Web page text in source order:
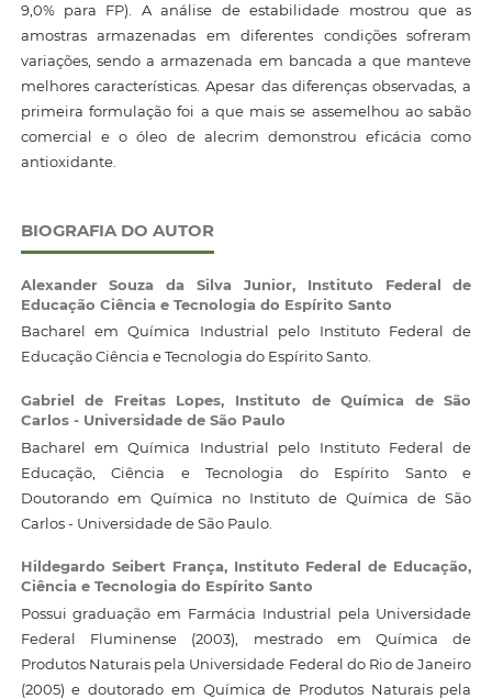
9,0% para FP). A análise de estabilidade mostrou que as
amostras armazenadas em diferentes condições sofreram
variações, sendo a armazenada em bancada a que manteve
melhores características. Apesar das diferenças observadas, a
primeira formulação foi a que mais se assemelhou ao sabão
comercial e o óleo de alecrim demonstrou eficácia como
antioxidante.
BIOGRAFIA DO AUTOR
Alexander Souza da Silva Junior, Instituto Federal de
Educação Ciência e Tecnologia do Espírito Santo
Bacharel em Química Industrial pelo Instituto Federal de
Educação Ciência e Tecnologia do Espírito Santo.
Gabriel de Freitas Lopes, Instituto de Química de São
Carlos - Universidade de São Paulo
Bacharel em Química Industrial pelo Instituto Federal de
Educação, Ciência e Tecnologia do Espírito Santo e
Doutorando em Química no Instituto de Química de São
Carlos - Universidade de São Paulo.
Hildegardo Seibert França, Instituto Federal de Educação,
Ciência e Tecnologia do Espírito Santo
Possui graduação em Farmácia Industrial pela Universidade
Federal Fluminense (2003), mestrado em Química de
Produtos Naturais pela Universidade Federal do Rio de Janeiro
(2005) e doutorado em Química de Produtos Naturais pela